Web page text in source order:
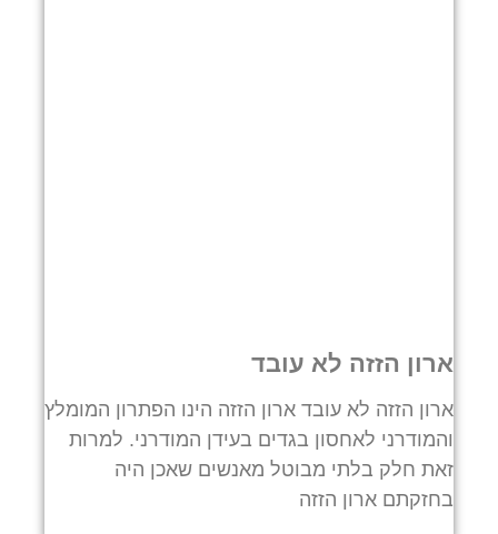
ארון הזזה לא עובד
ארון הזזה לא עובד ארון הזזה הינו הפתרון המומלץ
והמודרני לאחסון בגדים בעידן המודרני. למרות
זאת חלק בלתי מבוטל מאנשים שאכן היה
בחזקתם ארון הזזה